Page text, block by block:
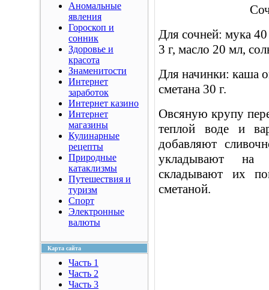
Аномальные
явления
Гороскоп и
сонник
Здоровье и
красота
Знаменитости
Интернет
заработок
Интернет казино
Интернет
магазины
Кулинарные
рецепты
Природные
катаклизмы
Путешествия и
туризм
Спорт
Электронные
валюты
Карта сайта
Часть 1
Часть 2
Часть 3
Для сочней: мука
3 г, масло 20 мл,
Для начинки: каша
сметана 30 г.
Овсяную крупу
теплой воде и
добавляют
укладывают на
складывают их
сметаной.